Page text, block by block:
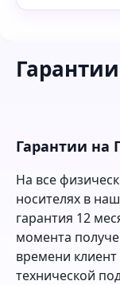
Гарантии
Гарантии на
На все
носителях в
гарантия 12
момента
времени
технической